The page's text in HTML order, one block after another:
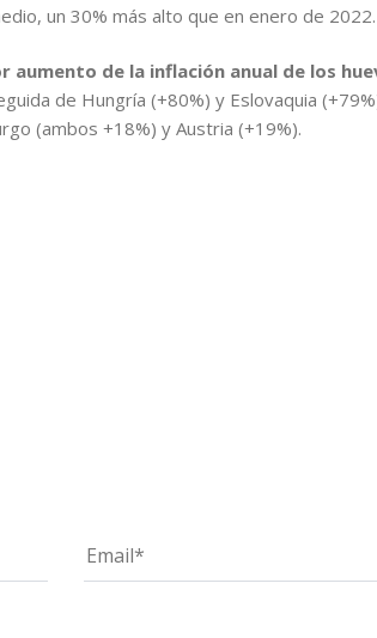
un 30% más alto que en enero de 2022.
aumento de la inflación anual de los
de Hungría (+80%) y Eslovaquia
(ambos +18%) y Austria (+19%).